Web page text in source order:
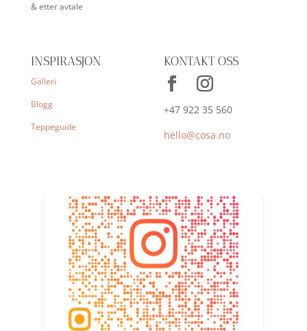
& etter avtale
INSPIRASJON
Galleri
Blogg
Teppeguide
KONTAKT OSS
+47 922 35 560
hello@cosa.no